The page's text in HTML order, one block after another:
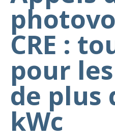
CRE :
pour
de plus
kWc